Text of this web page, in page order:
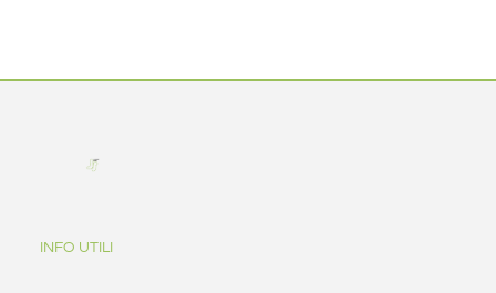
INFO UTILI